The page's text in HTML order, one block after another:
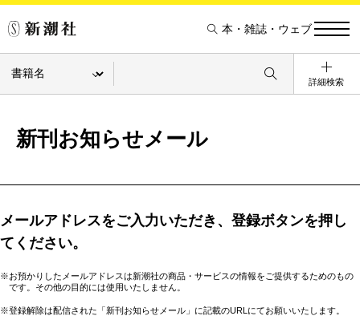
本・雑誌・ウェブ
詳細検索
新刊お知らせメール
メールアドレスをご入力いただき、登録ボタンを押し
てください。
※お預かりしたメールアドレスは新潮社の商品・サービスの情報をご提供するためのもの
です。その他の目的には使用いたしません。
※登録解除は配信された「新刊お知らせメール」に記載のURLにてお願いいたします。